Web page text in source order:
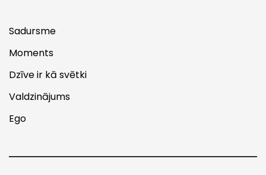
Sadursme
Moments
Dzīve ir kā svētki
Valdzinājums
Ego